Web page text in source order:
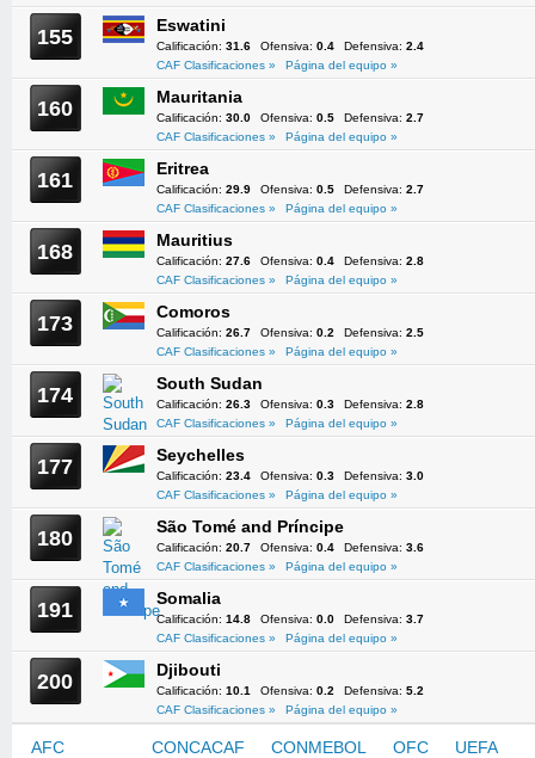
155 Eswatini
Calificación: 31.6 Ofensiva: 0.4 Defensiva: 2.4
CAF Clasificaciones »
Página del equipo »
160 Mauritania
Calificación: 30.0 Ofensiva: 0.5 Defensiva: 2.7
CAF Clasificaciones »
Página del equipo »
161 Eritrea
Calificación: 29.9 Ofensiva: 0.5 Defensiva: 2.7
CAF Clasificaciones »
Página del equipo »
168 Mauritius
Calificación: 27.6 Ofensiva: 0.4 Defensiva: 2.8
CAF Clasificaciones »
Página del equipo »
173 Comoros
Calificación: 26.7 Ofensiva: 0.2 Defensiva: 2.5
CAF Clasificaciones »
Página del equipo »
174 South Sudan
Calificación: 26.3 Ofensiva: 0.3 Defensiva: 2.8
CAF Clasificaciones »
Página del equipo »
177 Seychelles
Calificación: 23.4 Ofensiva: 0.3 Defensiva: 3.0
CAF Clasificaciones »
Página del equipo »
180 São Tomé and Príncipe
Calificación: 20.7 Ofensiva: 0.4 Defensiva: 3.6
CAF Clasificaciones »
Página del equipo »
191 Somalia
Calificación: 14.8 Ofensiva: 0.0 Defensiva: 3.7
CAF Clasificaciones »
Página del equipo »
200 Djibouti
Calificación: 10.1 Ofensiva: 0.2 Defensiva: 5.2
CAF Clasificaciones »
Página del equipo »
AFC CONCACAF CONMEBOL OFC UEFA